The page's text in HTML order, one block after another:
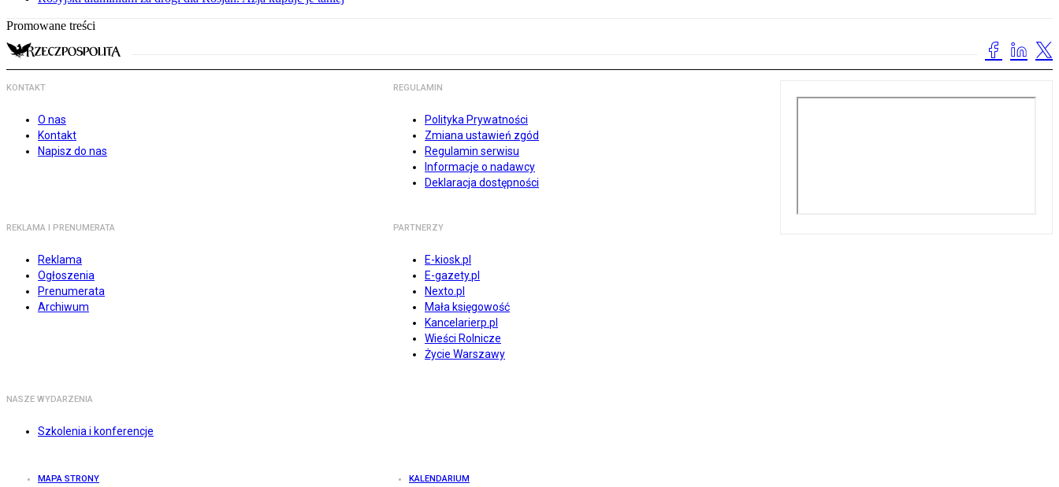
Promowane treści
KONTAKT
O nas
Kontakt
Napisz do nas
REGULAMIN
Polityka Prywatności
Zmiana ustawień zgód
Regulamin serwisu
Informacje o nadawcy
Deklaracja dostępności
REKLAMA I PRENUMERATA
Reklama
Ogłoszenia
Prenumerata
Archiwum
PARTNERZY
E-kiosk.pl
E-gazety.pl
Nexto.pl
Mała księgowość
Kancelarierp.pl
Wieści Rolnicze
Życie Warszawy
NASZE WYDARZENIA
Szkolenia i konferencje
MAPA STRONY KALENDARIUM